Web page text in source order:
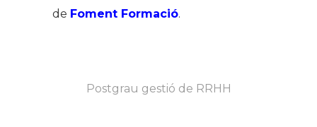
de Foment Formació.
Postgrau gestió de RRHH